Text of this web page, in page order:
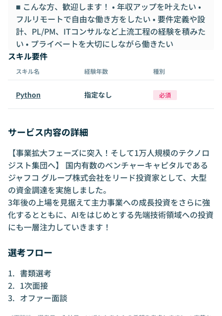
■ こんな方、歓迎します！ • 年収アップを叶えたい •
フルリモートで自由な働き方をしたい • 要件定義や設
計、PL/PM、ITコンサルなど上流工程の経験を積みた
い • プライベートを大切にしながら働きたい
スキル要件
スキル名 経験年数 種別
Python 指定なし 必須
サービス内容の詳細
【事業拡大フェーズに突入！そして1万人規模のテクノロ
ジスト集団へ】 国内有数のベンチャーキャピタルである
ジャフコ グループ株式会社をリード投資家として、大型
の資金調達を実施しました。
3年後の上場を見据えて主力事業への成長投資をさらに強
化するとともに、AIをはじめとする先端技術領域への投資
にも一層注力していきます！
選考フロー
書類選考
1次面接
オファー面談